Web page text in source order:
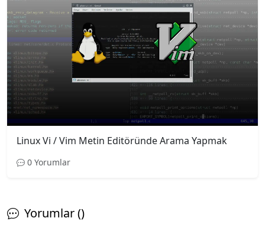
Linux Vi / Vim Metin Editöründe Arama Yapmak
0 Yorumlar
Yorumlar ()